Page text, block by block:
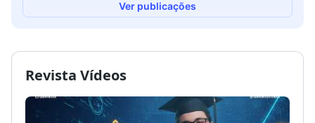
Ver publicações
Revista Vídeos